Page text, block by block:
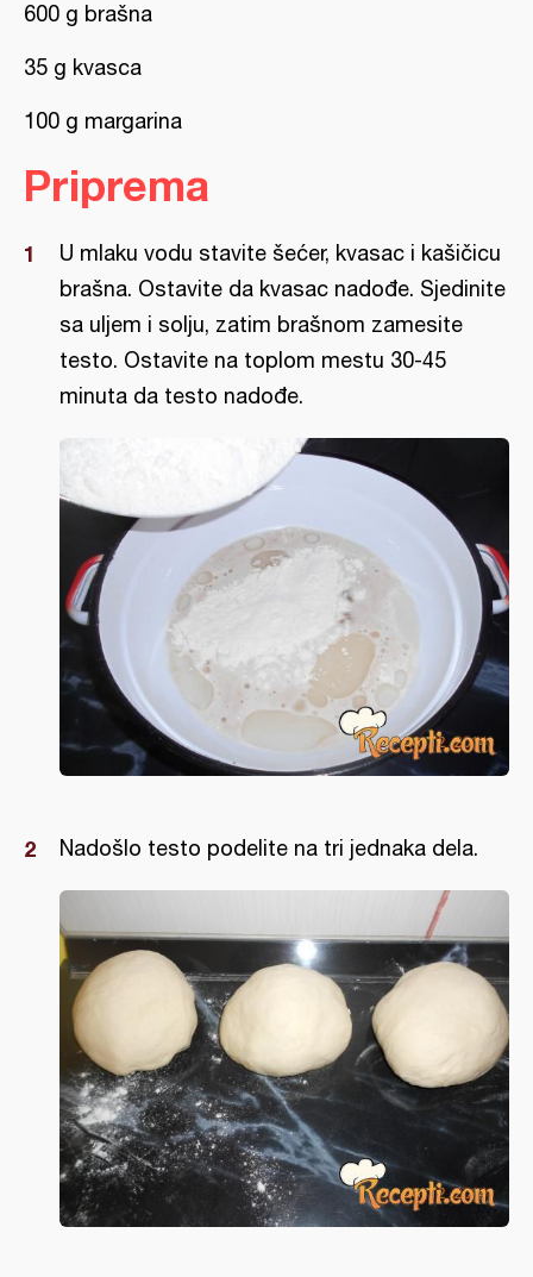
600 g brašna
35 g kvasca
100 g margarina
Priprema
U mlaku vodu stavite šećer, kvasac i kašičicu
brašna. Ostavite da kvasac nadođe. Sjedinite
sa uljem i solju, zatim brašnom zamesite
testo. Ostavite na toplom mestu 30-45
minuta da testo nadođe.
Nadošlo testo podelite na tri jednaka dela.